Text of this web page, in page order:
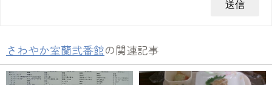
さわやか室蘭弐番館の関連記事